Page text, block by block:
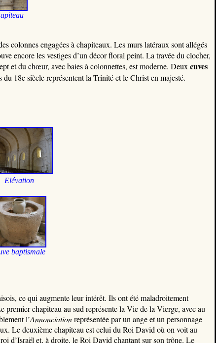
colonnes engagées à chapiteaux. Les murs latéraux sont allégés
encore les vestiges d’un décor floral peint. La travée du clocher,
et du chœur, avec baies à colonnettes, est moderne. Deux cuves
18e siècle représentent la Trinité et le Christ en majesté.
Elévation
baptismale
ce qui augmente leur intérêt. Ils ont été maladroitement
premier chapiteau au sud représente la Vie de la Vierge, avec au
l’Annonciationreprésentée par un ange et un personnage
Le deuxième chapiteau est celui du Roi David où on voit au
d’Israël et, à droite, le Roi David chantant sur son trône. Le